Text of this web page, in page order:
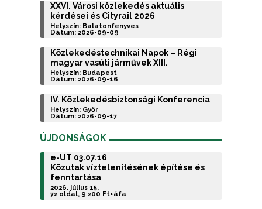
XXVI. Városi közlekedés aktuális
kérdései és Cityrail 2026
Helyszín: Balatonfenyves
Dátum: 2026-09-09
Közlekedéstechnikai Napok – Régi
magyar vasúti járművek XIII.
Helyszín: Budapest
Dátum: 2026-09-16
IV. Közlekedésbiztonsági Konferencia
Helyszín: Győr
Dátum: 2026-09-17
ÚJDONSÁGOK
e-UT 03.07.16
Közutak víztelenítésének építése és
fenntartása
2026. július 15.
72 oldal, 9 200 Ft+áfa